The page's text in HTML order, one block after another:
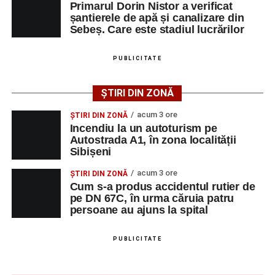
urma căruia patru persoane au ajuns la spital
programul de lucru și procesul de recrutare.
Mai jos puteți consulta lista completă a locurilor de
AGENT OCUPAŢIA
LMV
TOOLS RENT PRO
MUNCITOR
NECALIFICAT LA
DEMOLAREA
CLADIRILOR,
CAPTUSELI
ZIDARIE, PLACI
FAIANTA,
1 0729399259
Primarul Dorin Nistor a verificat
șantierele de apă și canalizare din
Sebeș. Care este stadiul lucrărilor
PUBLICITATE
ȘTIRI DIN ZONĂ
ȘTIRI DIN ZONĂ acum 3 ore
Incendiu la un autoturism pe
Autostrada A1, în zona localității
Sibișeni
ȘTIRI DIN ZONĂ acum 3 ore
Cum s-a produs accidentul rutier de
pe DN 67C, în urma căruia patru
persoane au ajuns la spital
PUBLICITATE